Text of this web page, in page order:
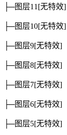
├─图层11 [无特效]
├─图层10[无特效]
├─图层9[无特效]
├─图层8[无特效]
├─图层7[无特效]
├─图层6[无特效]
├─图层5[无特效]